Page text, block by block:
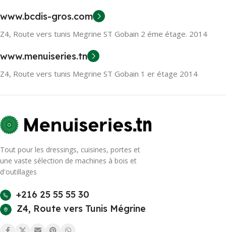
www.bcdis-gros.com
Z4, Route vers tunis Megrine ST Gobain 2 éme étage. 2014
www.menuiseries.tn
Z4, Route vers tunis Megrine ST Gobain 1 er étage 2014
Tout pour les dressings, cuisines, portes et
une vaste sélection de machines à bois et
d'outillages
+216 25 55 55 30
Z4, Route vers Tunis Mégrine